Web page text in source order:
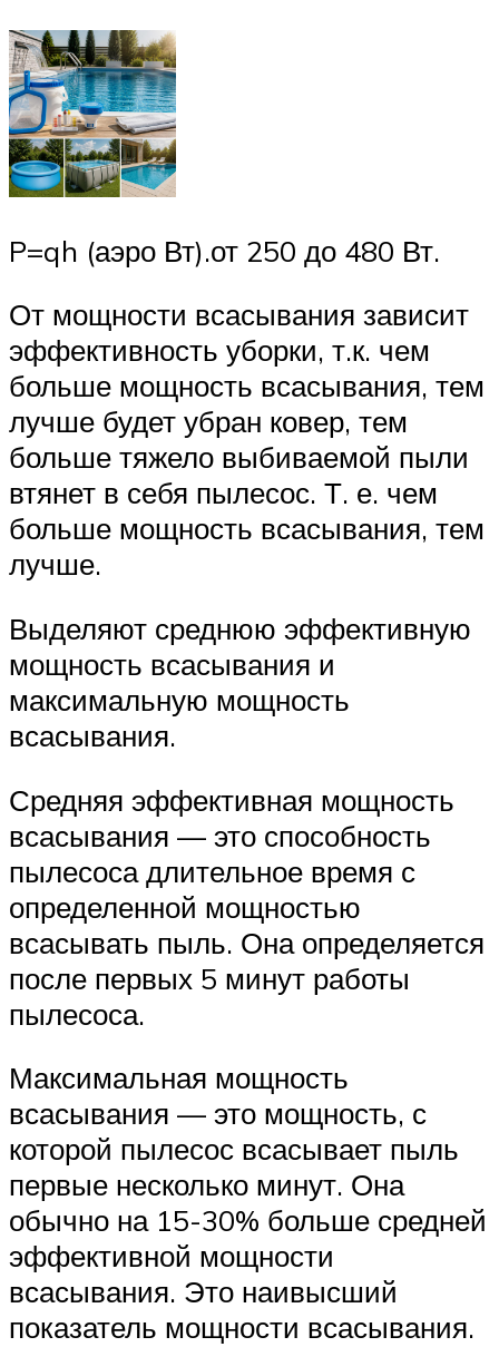
P=qh (аэро Вт).от 250 до 480 Вт.
От мощности всасывания зависит
эффективность уборки, т.к. чем
больше мощность всасывания, тем
лучше будет убран ковер, тем
больше тяжело выбиваемой пыли
втянет в себя пылесос. Т. е. чем
больше мощность всасывания, тем
лучше.
Выделяют среднюю эффективную
мощность всасывания и
максимальную мощность
всасывания.
Средняя эффективная мощность
всасывания — это способность
пылесоса длительное время с
определенной мощностью
всасывать пыль. Она определяется
после первых 5 минут работы
пылесоса.
Максимальная мощность
всасывания — это мощность, с
которой пылесос всасывает пыль
первые несколько минут. Она
обычно на 15-30% больше средней
эффективной мощности
всасывания. Это наивысший
показатель мощности всасывания.